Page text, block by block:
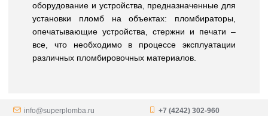
оборудование и устройства, предназначенные для
установки пломб на объектах: пломбираторы,
опечатывающие устройства, стержни и печати –
все, что необходимо в процессе эксплуатации
различных пломбировочных материалов.
info@superplomba.ru +7 (4242) 302-960